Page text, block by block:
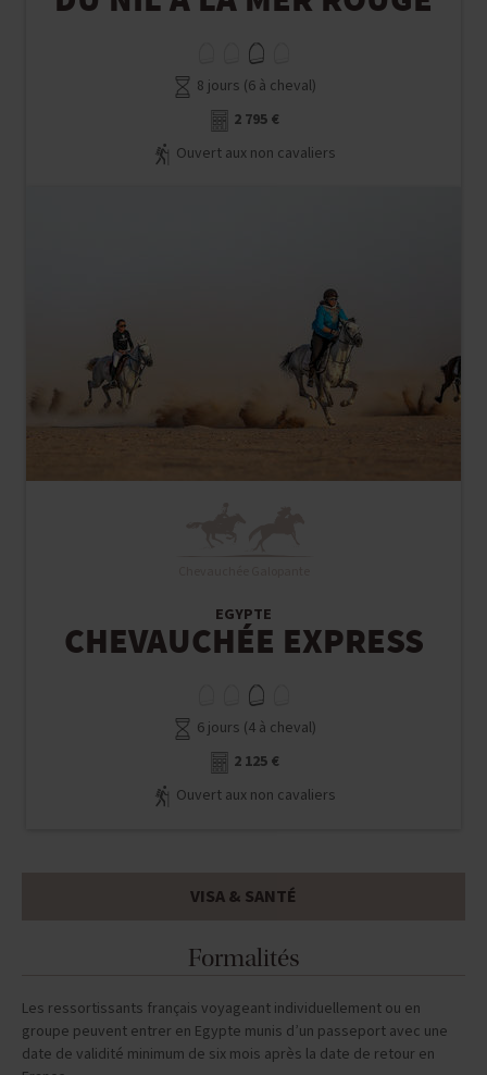
8 jours (6 à cheval)
2 795 €
Ouvert aux non cavaliers
EGYPTE
CHEVAUCHÉE EXPRESS
6 jours (4 à cheval)
2 125 €
Ouvert aux non cavaliers
VISA & SANTÉ
Formalités
Les ressortissants français voyageant individuellement ou en
groupe peuvent entrer en Egypte munis d’un passeport avec une
date de validité minimum de six mois après la date de retour en